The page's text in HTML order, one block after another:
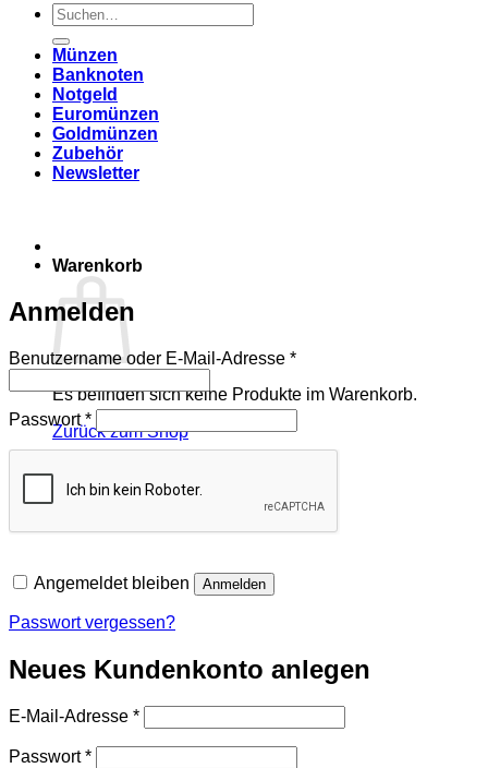
Warenkorb
Es befinden sich keine Produkte im Warenkorb.
Zurück zum Shop
Suchen
nach:
Münzen
Banknoten
Notgeld
Euromünzen
Goldmünzen
Zubehör
Newsletter
Anmelden
Benutzername oder E-Mail-Adresse *Erforderlich
Passwort*Erforderlich
Angemeldet bleiben Anmelden
Passwort vergessen?
Neues Kundenkonto anlegen
E-Mail-Adresse *Erforderlich
Passwort*Erforderlich